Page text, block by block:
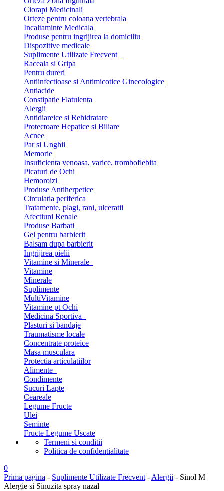
Ciorapi Medicinali
Orteze pentru coloana vertebrala
Incaltaminte Medicala
Produse pentru ingrijirea la domiciliu
Dispozitive medicale
Suplimente Utilizate Frecvent
Raceala si Gripa
Pentru dureri
Antiinfectioase si Antimicotice Ginecologice
Antiacide
Constipatie Flatulenta
Alergii
Antidiareice si Rehidratare
Protectoare Hepatice si Biliare
Acnee
Par si Unghii
Memorie
Insuficienta venoasa, varice, tromboflebita
Picaturi de Ochi
Hemoroizi
Produse Antiherpetice
Circulatia periferica
Tratamente, plagi, rani, ulceratii
Afectiuni Renale
Produse Barbati
Gel pentru barbierit
Balsam dupa barbierit
Ingrijirea pielii
Vitamine si Minerale
Vitamine
Minerale
Suplimente
MultiVitamine
Vitamine pt Ochi
Medicina Sportiva
Plasturi si bandaje
Traumatisme locale
Concentrate proteice
Masa musculara
Protectia articulatiilor
Alimente
Condimente
Sucuri Lapte
Ceareale
Legume Fructe
Ulei
Seminte
Fructe Legume Uscate
Termeni si conditii
Politica de confidentialitate
0
Prima pagina - Suplimente Utilizate Frecvent - Alergii - Sinol M
Alergie si Sinuzita spray nazal